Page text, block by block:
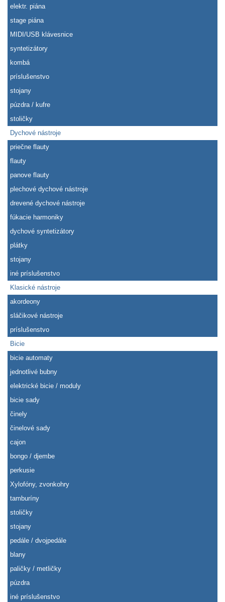
elektr. piána
stage piána
MIDI/USB klávesnice
syntetizátory
kombá
príslušenstvo
stojany
púzdra / kufre
stoličky
Dychové nástroje
priečne flauty
flauty
panove flauty
plechové dychové nástroje
drevené dychové nástroje
fúkacie harmoniky
dychové syntetizátory
plátky
stojany
iné príslušenstvo
Klasické nástroje
akordeony
sláčikové nástroje
príslušenstvo
Bicie
bicie automaty
jednotlivé bubny
elektrické bicie / moduly
bicie sady
činely
činelové sady
cajon
bongo / djembe
perkusie
Xylofóny, zvonkohry
tamburíny
stoličky
stojany
pedále / dvojpedále
blany
paličky / metličky
púzdra
iné príslušenstvo